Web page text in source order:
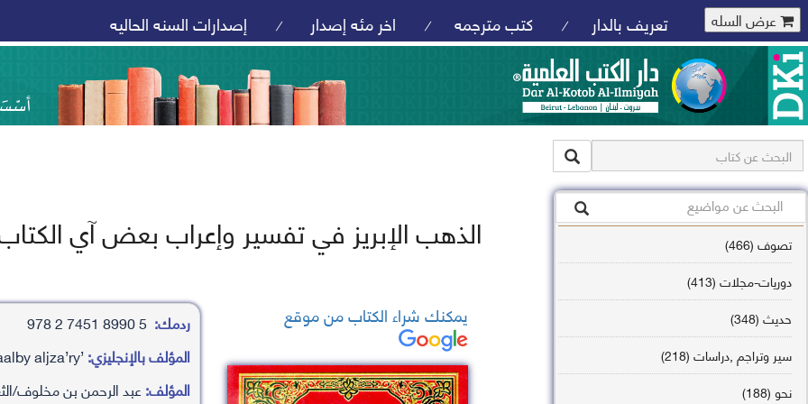
عرض السله تعريف بالدار / كتب مترجمه / اخر مئه إصدار / إصدارات السنه الحاليه
تصوف (466)
دوريات-مجلات (413)
حديث (348)
سير وتراجم ,دراسات (218)
نحو (188)
الذهب الإبريز في تفسير وإعراب بعض آي الكتاب
يمكنك شراء الكتاب من موقع ردمك:
المؤلف بالإنجليزي:’abd alrhamn bn mkhlwf/alth’aalby aljza’ry
المؤلف:عبد الرحمن بن مخلوف/